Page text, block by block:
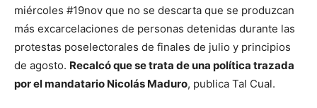
miércoles #19nov que no se descarta que se produzcan
más excarcelaciones de personas detenidas durante las
protestas poselectorales de finales de julio y principios
de agosto. Recalcó que se trata de una política trazada
por el mandatario Nicolás Maduro, publica Tal Cual.